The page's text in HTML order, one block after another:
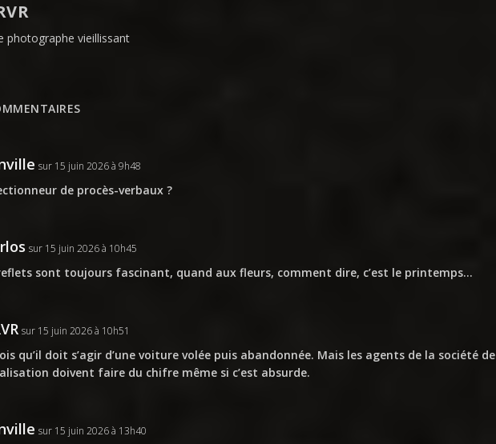
photographe vieillissant
sur 15 juin 2026 à 9h48
de procès-verbaux ?
sur 15 juin 2026 à 10h45
sont toujours fascinant, quand aux fleurs, comment dire, c’est le printemps…
sur 15 juin 2026 à 10h51
qu’il doit s’agir d’une voiture volée puis abandonnée. Mais les agents de la société de
doivent faire du chifre même si c’est absurde.
sur 15 juin 2026 à 13h40